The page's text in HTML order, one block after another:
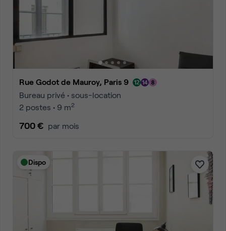
Rue Godot de Mauroy, Paris 9
Bureau privé • sous-location
2 postes • 9 m2
700 € par mois
Dispo